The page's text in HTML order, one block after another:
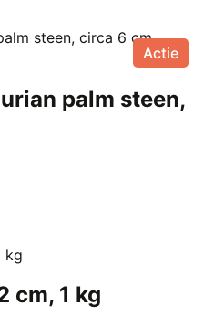
Actie
palm steen,
cm, 1 kg